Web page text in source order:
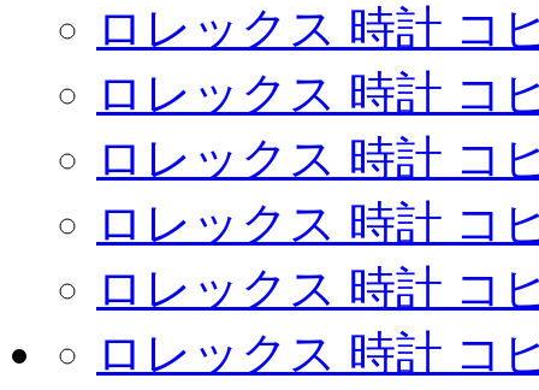
ロレックス 時計 コ
ロレックス 時計 コ
ロレックス 時計 コ
ロレックス 時計 コ
ロレックス 時計 コ
ロレックス 時計 コ